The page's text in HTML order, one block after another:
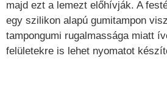
majd ezt a lemezt előhívják. A
egy szilikon alapú gumitampon
tampongumi rugalmassága miatt
felületekre is lehet nyomatot